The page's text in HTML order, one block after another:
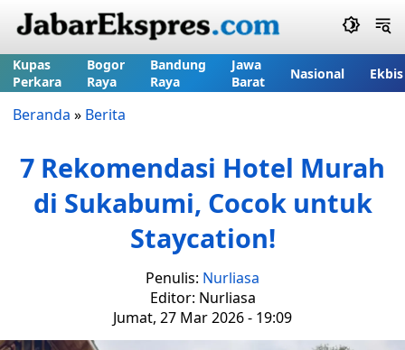
Kupas
Perkara
Bogor
Raya
Bandung
Raya
Jawa
Barat
Nasional Ekbis
Beranda » Berita
7 Rekomendasi Hotel Murah
di Sukabumi, Cocok untuk
Staycation!
Penulis: Nurliasa
Editor: Nurliasa
Jumat, 27 Mar 2026 - 19:09